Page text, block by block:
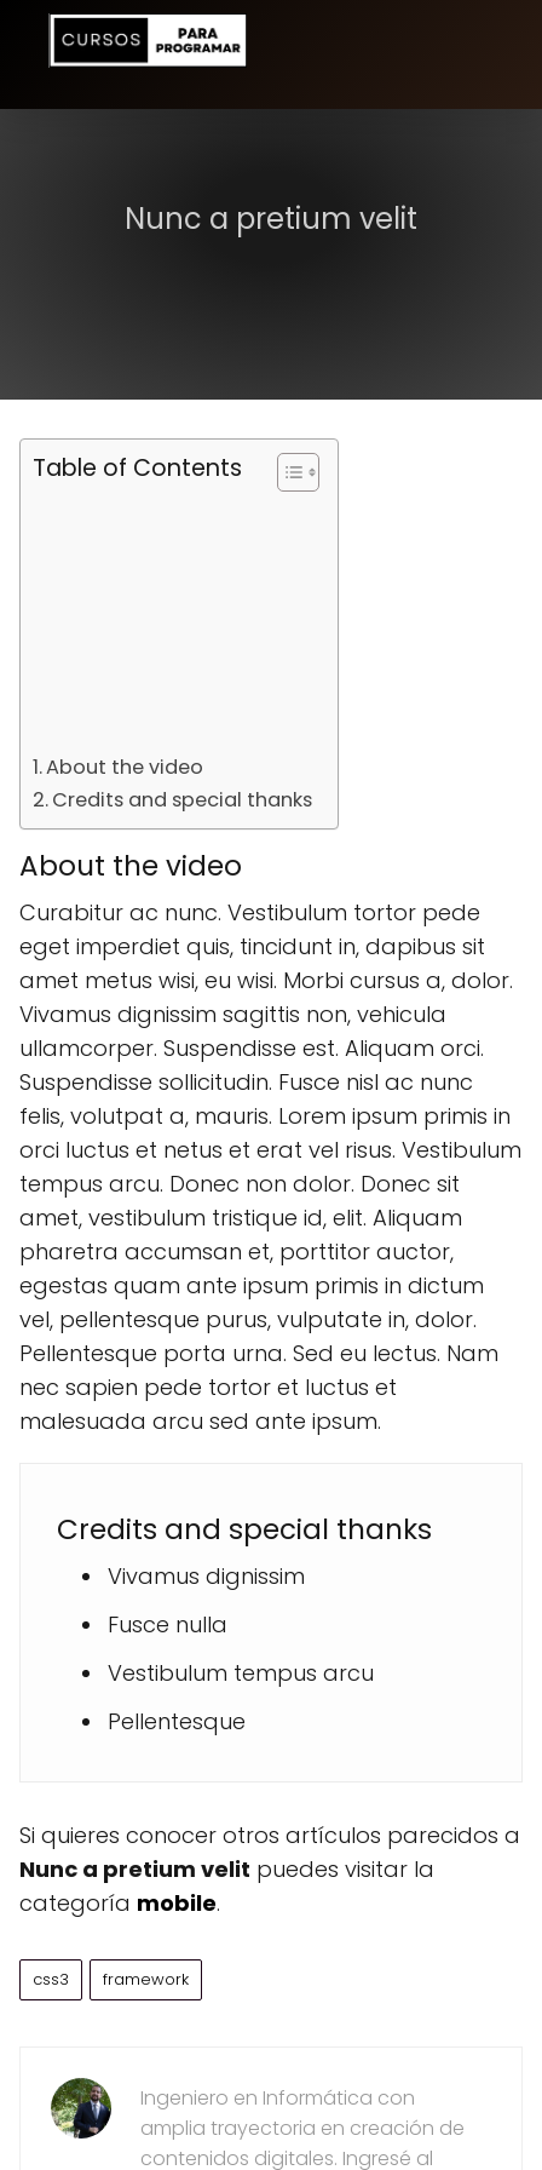
Nunc a pretium velit
Table of Contents
About the video
Credits and special thanks
About the video
Curabitur ac nunc. Vestibulum tortor pede
eget imperdiet quis, tincidunt in, dapibus sit
amet metus wisi, eu wisi. Morbi cursus a, dolor.
Vivamus dignissim sagittis non, vehicula
ullamcorper. Suspendisse est. Aliquam orci.
Suspendisse sollicitudin. Fusce nisl ac nunc
felis, volutpat a, mauris. Lorem ipsum primis in
orci luctus et netus et erat vel risus. Vestibulum
tempus arcu. Donec non dolor. Donec sit
amet, vestibulum tristique id, elit. Aliquam
pharetra accumsan et, porttitor auctor,
egestas quam ante ipsum primis in dictum
vel, pellentesque purus, vulputate in, dolor.
Pellentesque porta urna. Sed eu lectus. Nam
nec sapien pede tortor et luctus et
malesuada arcu sed ante ipsum.
Credits and special thanks
Vivamus dignissim
Fusce nulla
Vestibulum tempus arcu
Pellentesque
Si quieres conocer otros artículos parecidos a
Nunc a pretium velit puedes visitar la
categoría mobile.
css3 framework
Ingeniero en Informática con
amplia trayectoria en creación de
contenidos digitales. Ingresé al